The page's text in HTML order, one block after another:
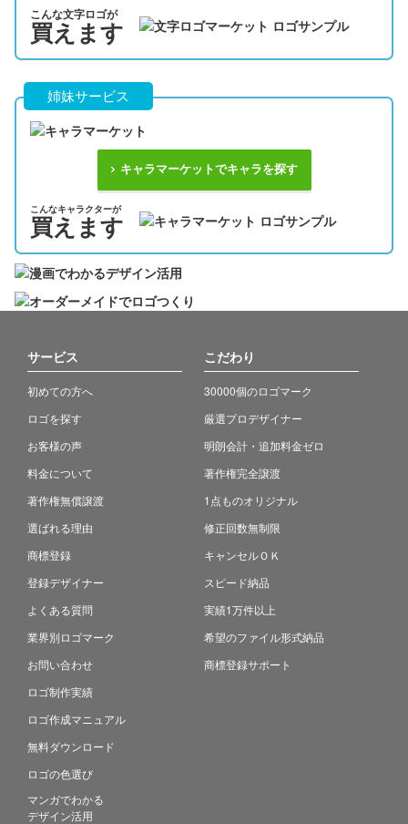
こんな文字ロゴが
買えます
姉妹サービス
キャラマーケットでキャラを探す
こんなキャラクターが
買えます
サービス
初めての方へ
ロゴを探す
お客様の声
料金について
著作権無償譲渡
選ばれる理由
商標登録
登録デザイナー
よくある質問
業界別ロゴマーク
お問い合わせ
ロゴ制作実績
ロゴ作成マニュアル
無料ダウンロード
ロゴの色選び
マンガでわかる
デザイン活用
こだわり
30000個のロゴマーク
厳選プロデザイナー
明朗会計・追加料金ゼロ
著作権完全譲渡
1点ものオリジナル
修正回数無制限
キャンセルＯＫ
スピード納品
実績1万件以上
希望のファイル形式納品
商標登録サポート